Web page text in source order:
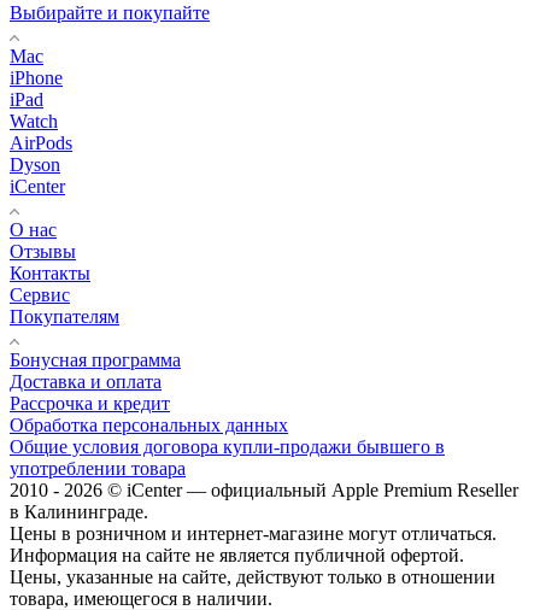
Выбирайте и покупайте
Mac
iPhone
iPad
Watch
AirPods
Dyson
iCenter
О нас
Отзывы
Контакты
Сервис
Покупателям
Бонусная программа
Доставка и оплата
Рассрочка и кредит
Обработка персональных данных
Общие условия договора купли-продажи бывшего в
употреблении товара
2010 - 2026 © iCenter — официальный Apple Premium Reseller
в Калининграде.
Цены в розничном и интернет-магазине могут отличаться.
Информация на сайте не является публичной офертой.
Цены, указанные на сайте, действуют только в отношении
товара, имеющегося в наличии.